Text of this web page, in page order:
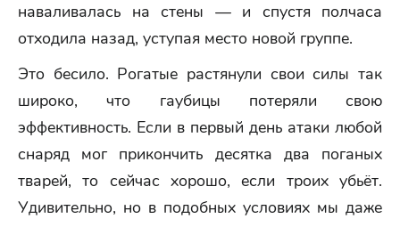
наваливалась на стены — и спустя полчаса
отходила назад, уступая место новой группе.
Это бесило. Рогатые растянули свои силы так
широко, что гаубицы потеряли свою
эффективность. Если в первый день атаки любой
снаряд мог прикончить десятка два поганых
тварей, то сейчас хорошо, если троих убьёт.
Удивительно, но в подобных условиях мы даже